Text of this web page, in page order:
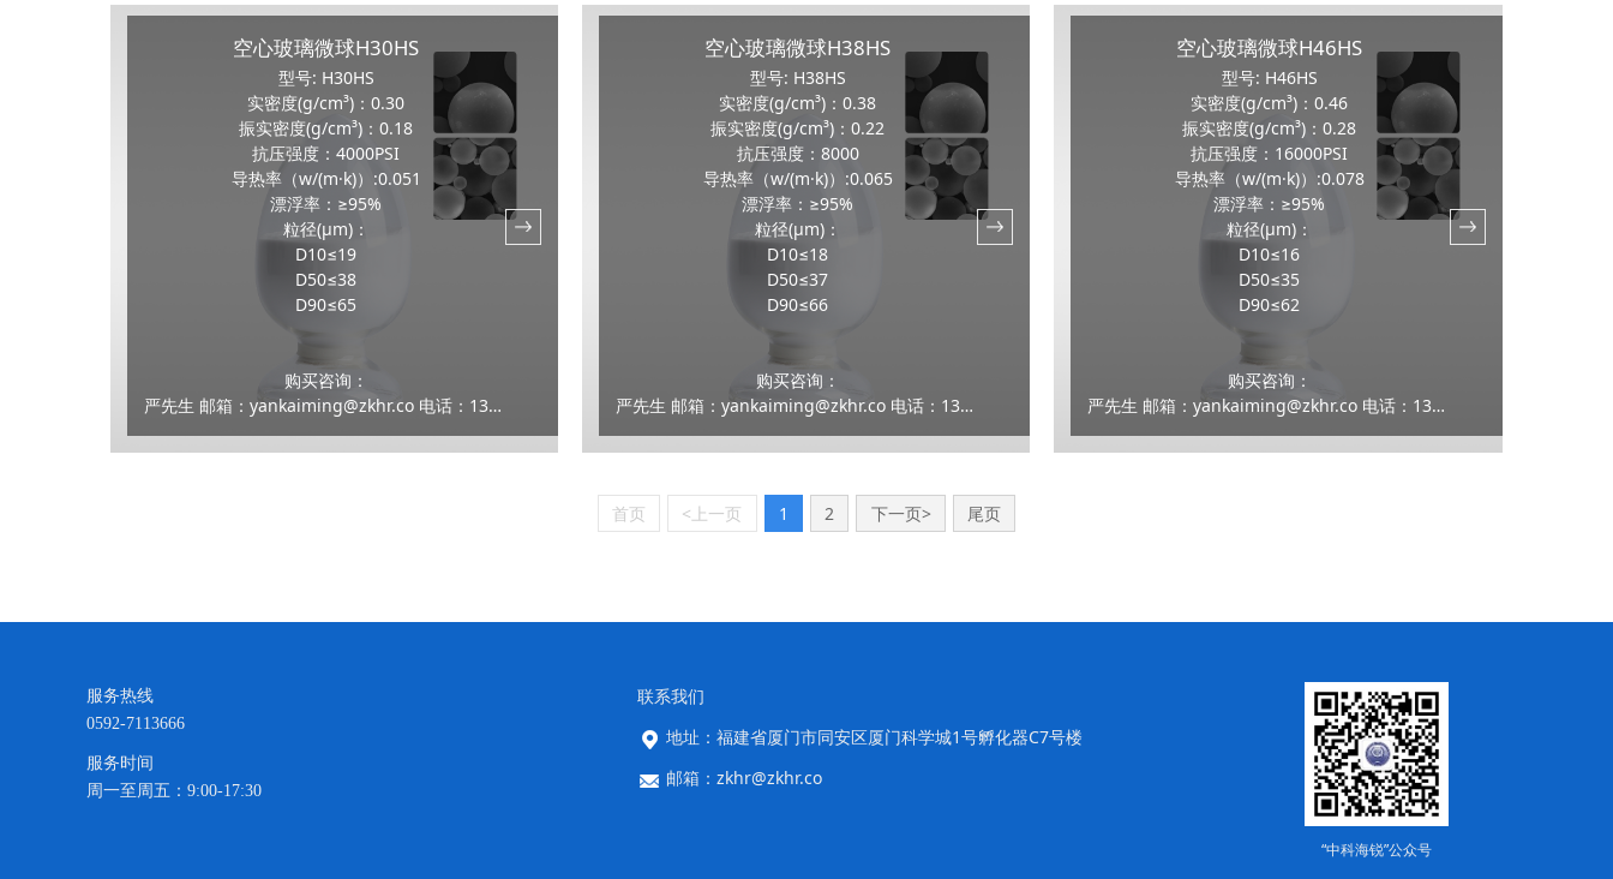
空心玻璃微球H30HS
型号: H30HS
实密度(g/cm³)：0.30
振实密度(g/cm³)：0.18
抗压强度：4000PSI
导热率（w/(m·k)）:0.051
漂浮率：≥95%
粒径(μm)：
D10≤19
D50≤38
D90≤65
购买咨询：
严先生 邮箱：yankaiming@zkhr.co 电话：13159100070
空心玻璃微球H38HS
型号: H38HS
实密度(g/cm³)：0.38
振实密度(g/cm³)：0.22
抗压强度：8000
导热率（w/(m·k)）:0.065
漂浮率：≥95%
粒径(μm)：
D10≤18
D50≤37
D90≤66
购买咨询：
严先生 邮箱：yankaiming@zkhr.co 电话：13159100070
空心玻璃微球H46HS
型号: H46HS
实密度(g/cm³)：0.46
振实密度(g/cm³)：0.28
抗压强度：16000PSI
导热率（w/(m·k)）:0.078
漂浮率：≥95%
粒径(μm)：
D10≤16
D50≤35
D90≤62
购买咨询：
严先生 邮箱：yankaiming@zkhr.co 电话：13159100070
首页 <上一页 1 2 下一页> 尾页
服务热线
0592-7113666
服务时间
周一至周五：9:00-17:30
联系我们
地址：福建省厦门市同安区厦门科学城1号孵化器C7号楼
邮箱：zkhr@zkhr.co
“中科海锐”公众号